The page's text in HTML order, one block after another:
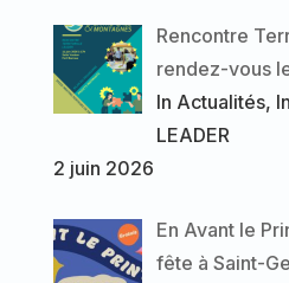
Rencontre
rendez-vous
In Actualités,
LEADER
2 juin 2026
En Avant le
fête à Saint-